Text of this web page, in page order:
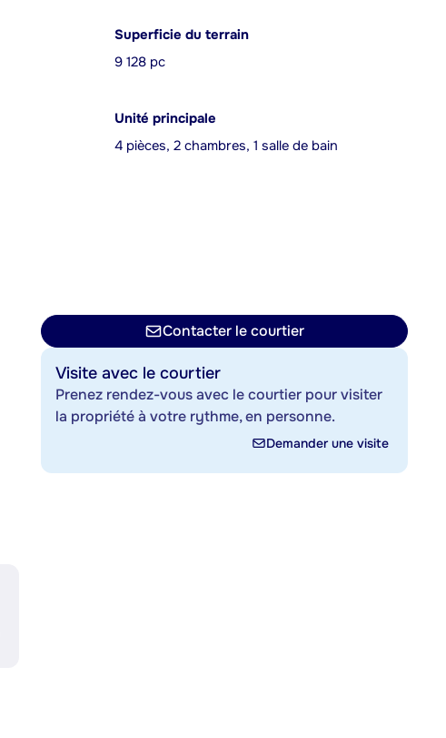
Superficie du terrain
9 128 pc
Unité principale
4 pièces, 2 chambres, 1 salle de bain
Contacter le courtier
Visite avec le courtier
Prenez rendez-vous avec le courtier pour visiter
la propriété à votre rythme, en personne.
Demander une visite